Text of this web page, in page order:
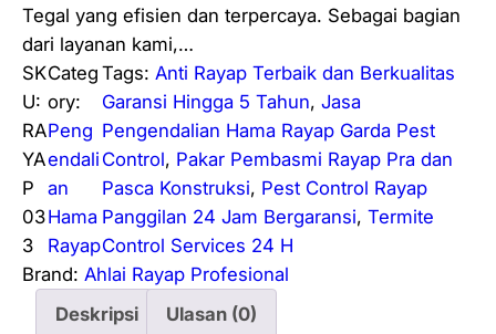
Tegal yang efisien dan terpercaya. Sebagai bagian
dari layanan kami,…
SK
U:
RA
YA
P
03
3
Categ
ory:
Peng
endali
an
Hama
Rayap
Tags:Anti Rayap Terbaik dan Berkualitas
Garansi Hingga 5 Tahun, Jasa
Pengendalian Hama Rayap Garda Pest
Control, Pakar Pembasmi Rayap Pra dan
Pasca Konstruksi, Pest Control Rayap
Panggilan 24 Jam Bergaransi, Termite
Control Services 24 H
Brand: Ahlai Rayap Profesional
Deskripsi
Ulasan (0)